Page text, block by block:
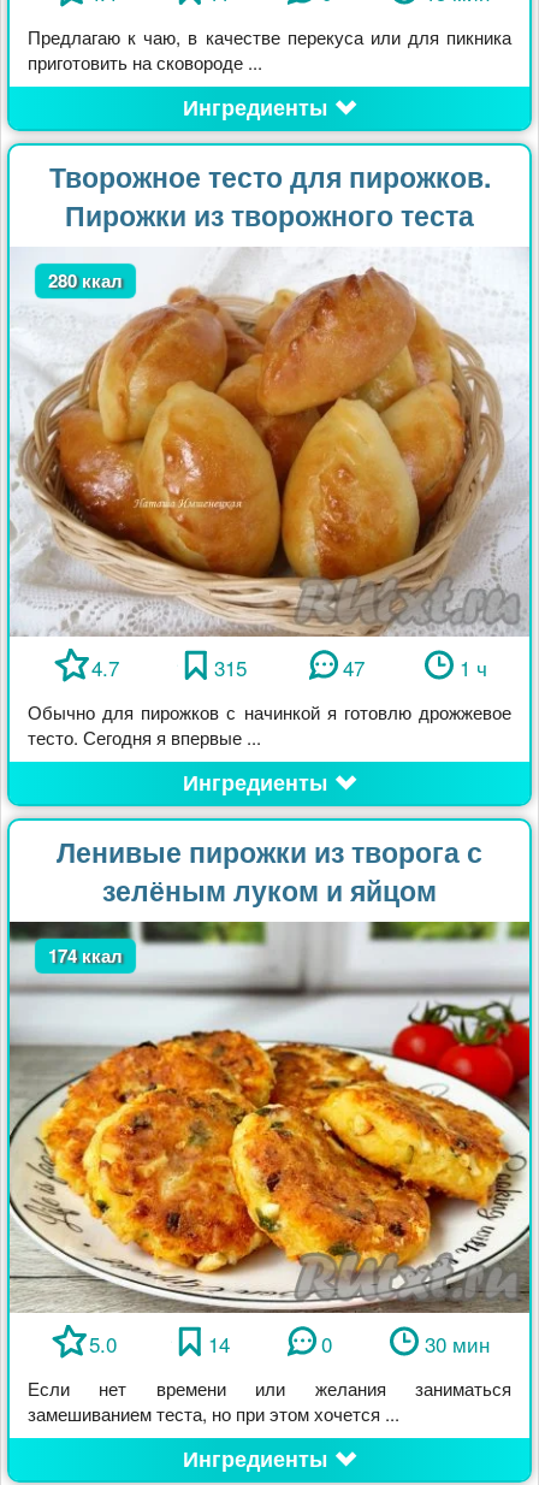
Предлагаю к чаю, в качестве перекуса или для пикника
приготовить на сковороде ...
Ингредиенты
Творожное тесто для пирожков.
Пирожки из творожного теста
280 ккал
4.7 315 47 1 ч
Обычно для пирожков с начинкой я готовлю дрожжевое
тесто. Сегодня я впервые ...
Ингредиенты
Ленивые пирожки из творога с
зелёным луком и яйцом
174 ккал
5.0 14 0 30 мин
Если нет времени или желания заниматься
замешиванием теста, но при этом хочется ...
Ингредиенты